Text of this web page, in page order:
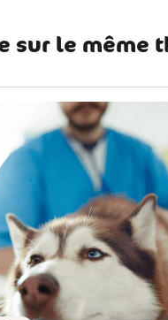
sur le même